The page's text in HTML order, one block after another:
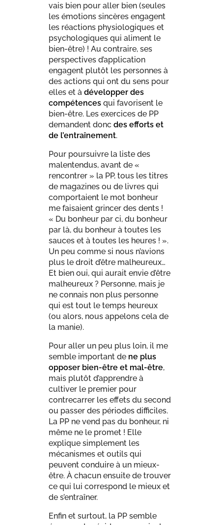
vais bien pour aller bien (seules
les émotions sincères engagent
les réactions physiologiques et
psychologiques qui aliment le
bien-être) ! Au contraire, ses
perspectives d’application
engagent plutôt les personnes à
des actions qui ont du sens pour
elles et à développer des
compétencesqui favorisent le
bien-être. Les exercices de PP
demandent donc des efforts et
de l’entraînement.
Pour poursuivre la liste des
malentendus, avant de «
rencontrer » la PP, tous les titres
de magazines ou de livres qui
comportaient le mot bonheur
me faisaient grincer des dents !
« Du bonheur par ci, du bonheur
par là, du bonheur à toutes les
sauces et à toutes les heures ! ».
Un peu comme si nous n’avions
plus le droit d’être malheureux…
Et bien oui, qui aurait envie d’être
malheureux ? Personne, mais je
ne connais non plus personne
qui est tout le temps heureux
(ou alors, nous appelons cela de
la manie).
Pour aller un peu plus loin, il me
semble important de ne plus
opposer bien-être et mal-être,
mais plutôt d’apprendre à
cultiver le premier pour
contrecarrer les effets du second
ou passer des périodes difficiles.
La PP ne vend pas du bonheur, ni
même ne le promet ! Elle
explique simplement les
mécanismes et outils qui
peuvent conduire à un mieux-
être. À chacun ensuite de trouver
ce qui lui correspond le mieux et
de s’entraîner.
Enfin et surtout, la PP semble